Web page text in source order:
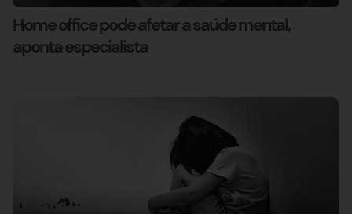
Home office pode afetar a saúde mental,
aponta especialista